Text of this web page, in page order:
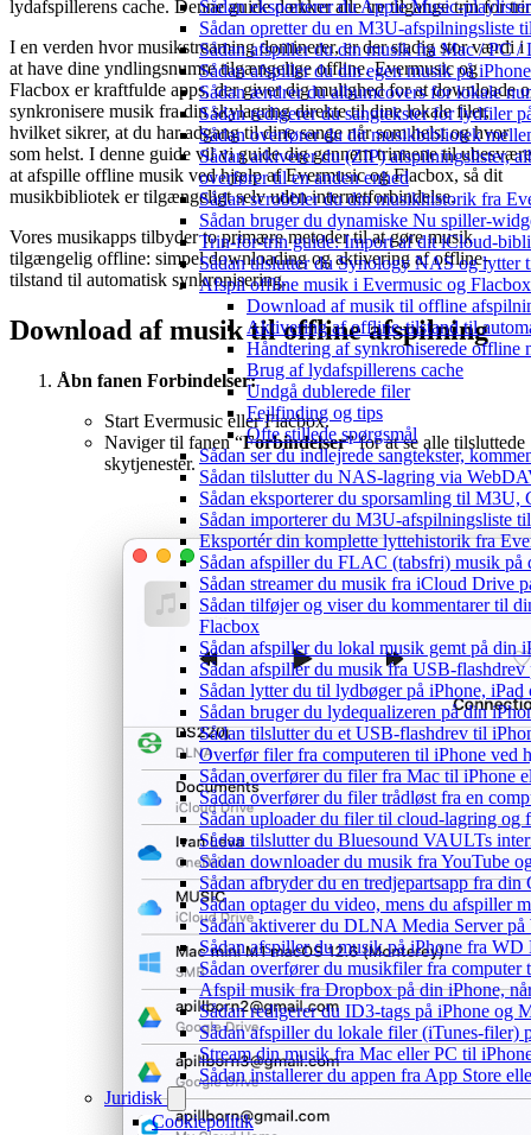
Sådan eksporterer du Apple Music-
Sådan opretter du en M3U-
Sådan afspiller du din musik fra Mac / PC
Sådan afspiller du din egen musik på
Sådan ændrer du albumcovers for lokale
Sådan redigerer du sangtekster for lydfiler
Sådan overfører du dit musikbibliotek
Sådan arkiverer du (ZIP) afspilningslister,
overfører til en anden enhed
Sådan scrobbler du din musikhistorik fra
Sådan bruger du dynamiske Nu spiller-
Trin-for-trin guide: Import af dit iCloud-
Sådan tilslutter du Synology NAS og lytter
Afspil offline musik i Evermusic og
Download af musik til offline
Aktivering af offline-tilstand til
Håndtering af synkroniserede offline
Brug af lydafspillerens cache
Undgå dublerede filer
Fejlfinding og tips
Ofte stillede spørgsmål
Sådan ser du indlejrede sangtekster,
Sådan tilslutter du NAS-lagring via
Sådan eksporterer du sporsamling til
Sådan importerer du M3U-afspilningsliste
Eksportér din komplette lyttehistorik fra
Sådan afspiller du FLAC (tabsfri) musik på
Sådan streamer du musik fra iCloud Drive
Sådan tilføjer og viser du kommentarer til
Flacbox
Sådan afspiller du lokal musik gemt på din
Sådan afspiller du musik fra USB-
Sådan lytter du til lydbøger på iPhone,
Sådan bruger du lydequalizeren på din
Sådan tilslutter du et USB-flashdrev til
Overfør filer fra computeren til iPhone
Sådan overfører du filer fra Mac til iPhone
Sådan overfører du filer trådløst fra en
Sådan uploader du filer til cloud-lagring
Sådan tilslutter du Bluesound VAULTs
Sådan downloader du musik fra YouTube
Sådan afbryder du en tredjepartsapp fra din
Sådan optager du video, mens du afspiller
Sådan aktiverer du DLNA Media Server
Sådan afspiller du musik på iPhone fra
Sådan overfører du musikfiler fra
Afspil musik fra Dropbox på din iPhone,
Sådan redigerer du ID3-tags på iPhone og
Sådan afspiller du lokale filer (iTunes-filer)
Stream din musik fra Mac eller PC til
Sådan installerer du appen fra App Store
Juridisk
Cookiepolitik
lydafspillerens cache. Denne guide dækker alle tre tilgange trin for
I en verden hvor musikstreaming dominerer, er der stadig stor værdi i
at have dine yndlingsnumre tilgængelige offline. Evermusic og
Flacbox er kraftfulde apps, der giver dig mulighed for at downloade
synkronisere musik fra din skylagring direkte til dine lokale filer,
hvilket sikrer, at du har adgang til dine sange når som helst og hvor
som helst. I denne guide vil vi guide dig gennem trinnene til
at afspille offline musik ved hjælp af Evermusic og Flacbox, så dit
musikbibliotek er tilgængeligt selv uden internetforbindelse.
Vores musikapps tilbyder to primære metoder til at gøre musik
tilgængelig offline: simpel downloading og aktivering af offline-
tilstand til automatisk synkronisering.
Download af musik til offline afspilning
Åbn fanen Forbindelser:
Start Evermusic eller Flacbox.
Naviger til fanen “Forbindelser” for at se alle tilsluttede
skytjenester.